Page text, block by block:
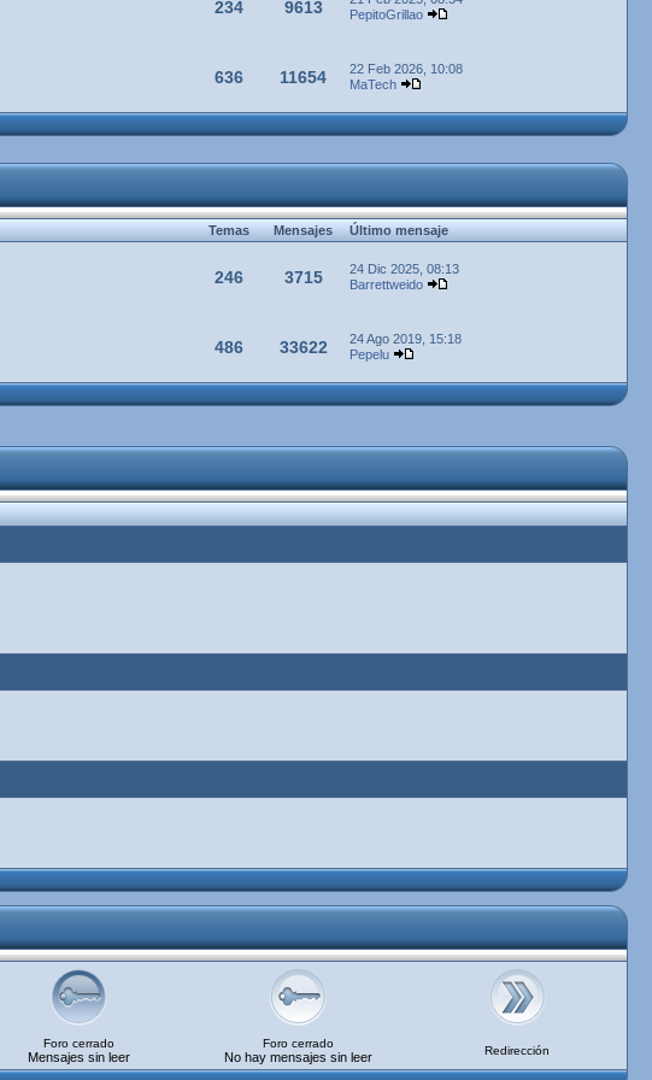
234 9613
PepitoGrillao
636 11654
22 Feb 2026, 10:08
MaTech
TemasMensajesÚltimo mensaje
246 3715
24 Dic 2025, 08:13
Barrettweido
486 33622
24 Ago 2019, 15:18
Pepelu
Foro cerrado
Mensajes sin leer
Foro cerrado
No hay mensajes sin leer Redirección